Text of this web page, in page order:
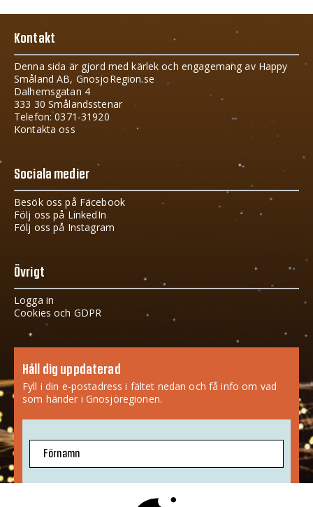
Kontakt
Denna sida är gjord med kärlek och engagemang av Happy
Småland AB, GnosjoRegion.se
Dalhemsgatan 4
333 30 Smålandsstenar
Telefon: 0371-31920
Kontakta oss
Sociala medier
Besök oss på Facebook
Följ oss på LinkedIn
Följ oss på Instagram
Övrigt
Logga in
Cookies och GDPR
Håll dig uppdaterad
Fyll i din e-postadress i fältet nedan och få info om vad
som händer i Gnosjöregionen.
Förnamn